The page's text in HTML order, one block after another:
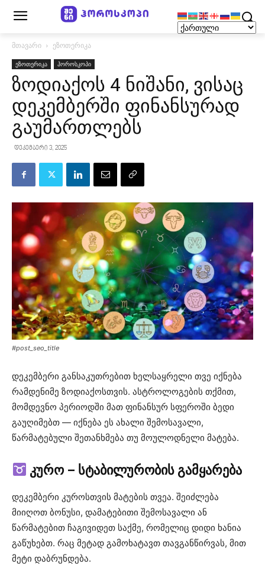
მთავარი ეზოთერიკა
ეზოთერიკა ჰოროსკოპი
ზოდიაქოს 4 ნიშანი, ვისაც
დეკემბერში ფინანსურად
გაუმართლებს
დეკემბერი 3, 2025
#post_seo_title
დეკემბერი განსაკუთრებით ხელსაყრელი თვე იქნება
რამდენიმე ზოდიაქოსთვის. ასტროლოგების თქმით,
მომდევნო პერიოდში მათ ფინანსურ სფეროში ბედი
გაუღიმებთ — იქნება ეს ახალი შემოსავალი,
წარმატებული შეთანხმება თუ მოულოდნელი მატება.
კურო – სტაბილურობის გამყარება
დეკემბერი კუროსთვის მატების თვეა. შეიძლება
მიიღოთ ბონუსი, დამატებითი შემოსავალი ან
წარმატებით ჩაგივიდეთ საქმე, რომელიც დიდი ხანია
გაწუხებთ. რაც მეტად გამოხატავთ თავგანწირვას, მით
მეტი დაბრუნდება.